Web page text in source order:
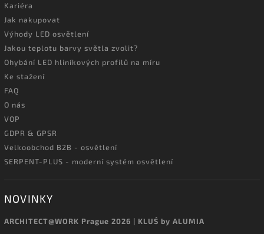
Kariéra
Jak nakupovat
Výhody LED osvětlení
Jakou teplotu barvy světla zvolit?
Ohybání LED hliníkových profilů na míru
Ke stažení
FAQ
O nás
VOP
GDPR & GPSR
Velkoobchod B2B - osvětlení
SERPENT-PLUS - moderní systém osvětlení
NOVINKY
ARCHITECT@WORK Prague 2026 | KLUŚ by ALUMIA